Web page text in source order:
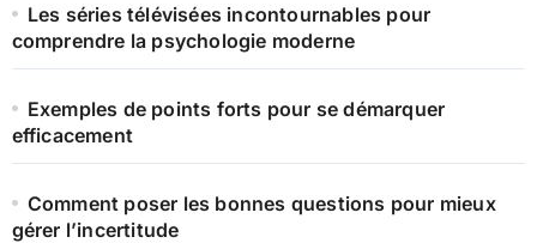
Les séries télévisées incontournables pour
comprendre la psychologie moderne
Exemples de points forts pour se démarquer
efficacement
Comment poser les bonnes questions pour mieux
gérer l’incertitude